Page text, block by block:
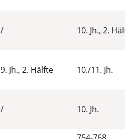
/ 10. Jh., 2.
9. Jh., 2. Hälfte 10./11. Jh.
/ 10. Jh.